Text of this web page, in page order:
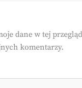
dane w tej
komentarzy.